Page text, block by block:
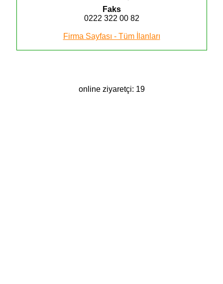
Faks
0222 322 00 82
Firma Sayfası - Tüm İlanları
online ziyaretçi: 19